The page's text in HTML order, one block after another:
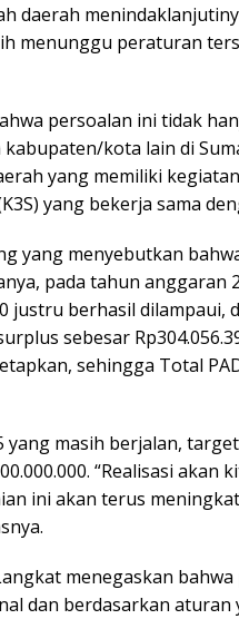
daerah
menunggu peraturan
persoalan ini tidak
kota lain di
yang memiliki
yang bekerja sama
yang menyebutkan
pada tahun anggaran
justru berhasil dilampaui,
sebesar
sehingga Total
masih berjalan,
“Realisasi akan
ini akan terus
menegaskan
dan berdasarkan